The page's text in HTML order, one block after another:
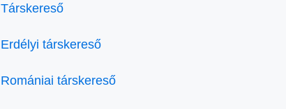
Társkereső
Erdélyi társkereső
Romániai társkereső